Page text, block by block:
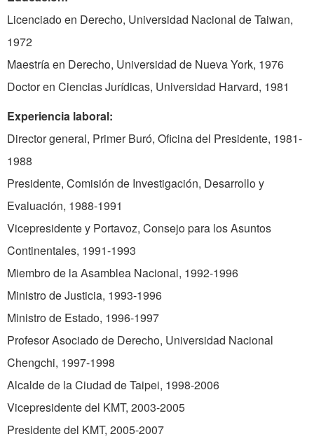
Licenciado en Derecho, Universidad Nacional de Taiwan,
1972
Maestría en Derecho, Universidad de Nueva York, 1976
Doctor en Ciencias Jurídicas, Universidad Harvard, 1981
Experiencia laboral:
Director general, Primer Buró, Oficina del Presidente, 1981-
1988
Presidente, Comisión de Investigación, Desarrollo y
Evaluación, 1988-1991
Vicepresidente y Portavoz, Consejo para los Asuntos
Continentales, 1991-1993
Miembro de la Asamblea Nacional, 1992-1996
Ministro de Justicia, 1993-1996
Ministro de Estado, 1996-1997
Profesor Asociado de Derecho, Universidad Nacional
Chengchi, 1997-1998
Alcalde de la Ciudad de Taipei, 1998-2006
Vicepresidente del KMT, 2003-2005
Presidente del KMT, 2005-2007